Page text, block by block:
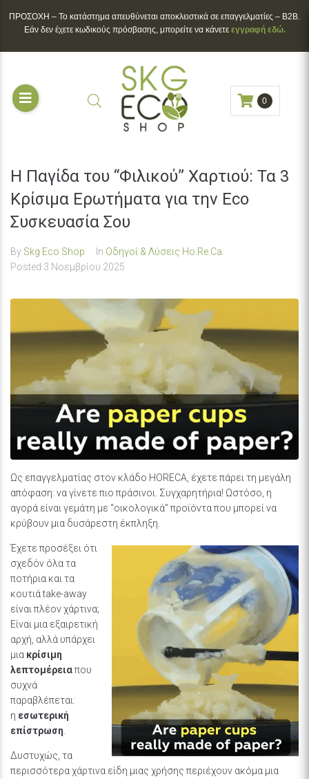
ΠΡΟΣΟΧΗ – To κατάστημα απευθύνεται αποκλειστικά σε επαγγελματίες – B2B.
Εάν δεν έχετε κωδικούς πρόσβασης, μπορείτε να κάνετε εγγραφή εδώ.
0
Η Παγίδα του “Φιλικού” Χαρτιού: Τα 3
Κρίσιμα Ερωτήματα για την Eco
Συσκευασία Σου
By Skg Eco Shop In Οδηγοί & Λύσεις Ho.Re.Ca.
Posted 3 Νοεμβρίου 2025
Ως επαγγελματίας στον κλάδο HORECA, έχετε πάρει τη μεγάλη
απόφαση: να γίνετε πιο πράσινοι. Συγχαρητήρια! Ωστόσο, η
αγορά είναι γεμάτη με “οικολογικά” προϊόντα που μπορεί να
κρύβουν μια δυσάρεστη έκπληξη.
Έχετε προσέξει ότι
σχεδόν όλα τα
ποτήρια και τα
κουτιά take-away
είναι πλέον χάρτινα;
Είναι μια εξαιρετική
αρχή, αλλά υπάρχει
μια κρίσιμη
λεπτομέρειαπου
συχνά
παραβλέπεται:
η εσωτερική
επίστρωση
Δυστυχώς, τα
περισσότερα χάρτινα είδη μιας χρήσης περιέχουν ακόμα μια